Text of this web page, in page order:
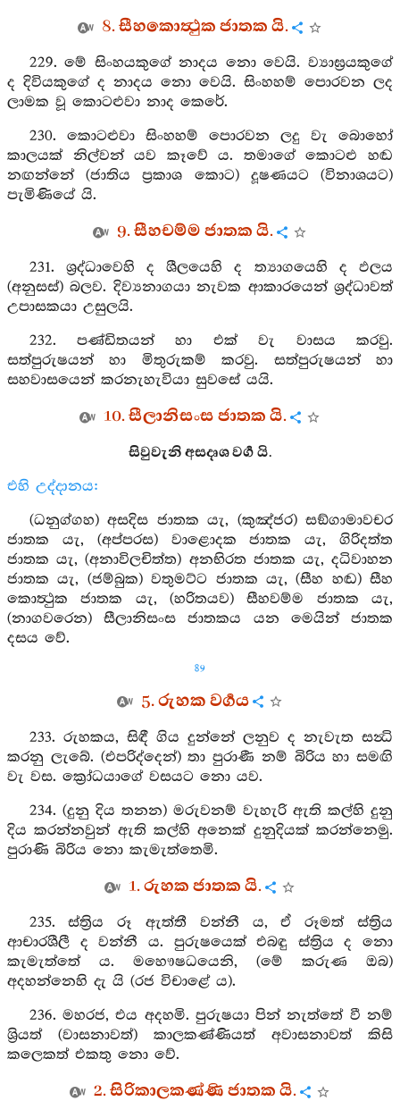
8. සීහකොත්‍ථුක ජාතක යි.
229. මේ සිංහයකුගේ නාදය නො වෙයි. ව්‍යාඝ්‍රයකුගේ
ද දිවියකුගේ ද නාදය නො වෙයි. සිංහහම් පොරවන ලද
ලාමක වූ කොටළුවා නාද කෙරේ.
230. කොටළුවා සිංහහම් පොරවන ලදු වැ බොහෝ
කාලයක් නිල්වන් යව කෑවේ ය. තමාගේ කොටළු හඬ
නඟන්නේ (ජාතිය ප්‍රකාශ කොට) දූෂණයට (විනාශයට)
පැමිණියේ යි.
9. සීහචම්ම ජාතක යි.
231. ශ්‍රද්ධාවෙහි ද ශීලයෙහි ද ත්‍යාගයෙහි ද ඵලය
(අනුසස්) බලව. දිව්‍යනාගයා නැවක ආකාරයෙන් ශ්‍රද්ධාවත්
උපාසකයා උසුලයි.
232. පණ්ඩිතයන් හා එක් වැ වාසය කරවු.
සත්පුරුෂයන් හා මිතුරුකම් කරවු. සත්පුරුෂයන් හා
සහවාසයෙන් කරනැහැවියා සුවසේ යයි.
10. සීලානිසංස ජාතක යි.
සිවුවැනි අසදෘශ වර්‍ග යි.
එහි උද්දානය:
(ධනුග්ගහ) අසදිස ජාතක යැ, (කුඤ්ජර) සඞ්ගාමාවචර
ජාතක යැ, (අප්පරස) වාළොදක ජාතක යැ, ගිරිදත්ත
ජාතක යැ, (අනාවිලචිත්ත) අනභිරත ජාතක යැ, දධිවාහන
ජාතක යැ, (ජම්බුක) වතුමට්ට ජාතක යැ, (සීහ හඬ) සීහ
කොත්‍ථුක ජාතක යැ, (හරිතයව) සීහවම්ම ජාතක යැ,
(නාගවරෙන) සීලානිසංස ජාතකය යන මෙයින් ජාතක
දසය වේ.
89
5. රුහක වර්‍ගය
233. රුහකය, සිඳී ගිය දුන්නේ ලනුව ද නැවැත සන්‍ධි
කරනු ලැබේ. (එපරිද්දෙන්) තා පුරාණී නම් බිරිය හා සමඟි
වැ වස. ක්‍රෝධයාගේ වසයට නො යව.
234. (දුනු දිය තනන) මරුවනම් වැහැරි ඇති කල්හි දුනු
දිය කරන්නවුන් ඇති කල්හි අනෙක් දුනුදියක් කරන්නෙමු.
පුරාණි බිරිය නො කැමැත්තෙමි.
1. රුහක ජාතක යි.
235. ස්ත්‍රිය රූ ඇත්තී වන්නී ය, ඒ රූමත් ස්ත්‍රිය
ආචාරශීලී ද වන්නී ය. පුරුෂයෙක් එබඳු ස්ත්‍රිය ද නො
කැමැත්තේ ය. මහෞෂධයෙනි, (මේ කරුණ ඔබ)
අදහන්නෙහි දැ යි (රජ විචාළේ ය).
236. මහරජ, එය අදහමි. පුරුෂයා පින් නැත්තේ වී නම්
ශ්‍රියත් (වාසනාවත්) කාලකණ්ණියත් අවාසනාවත් කිසි
කලෙකත් එකතු නො වේ.
2. සිරිකාලකණ්ණි ජාතක යි.